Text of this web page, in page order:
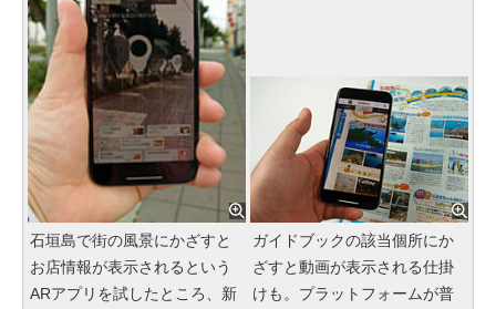
石垣島で街の風景にかざすと
お店情報が表示されるという
ARアプリを試したところ、新
ガイドブックの該当個所にか
ざすと動画が表示される仕掛
けも。プラットフォームが普